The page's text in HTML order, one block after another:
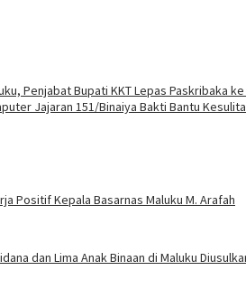
Penjabat Bupati KKT Lepas Paskribaka
Jajaran 151/Binaiya Bakti Bantu
Positif Kepala Basarnas Maluku M. Arafah
dan Lima Anak Binaan di Maluku